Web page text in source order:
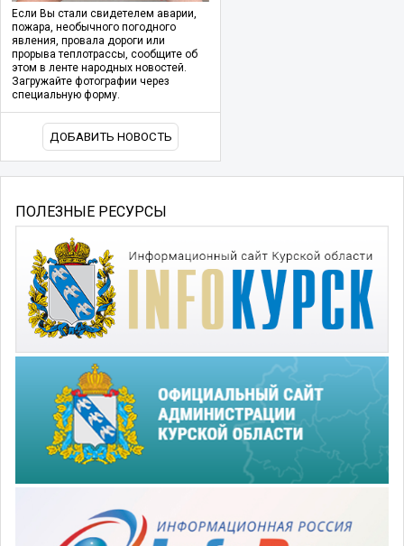
Если Вы стали свидетелем аварии,
пожара, необычного погодного
явления, провала дороги или
прорыва теплотрассы, сообщите об
этом в ленте народных новостей.
Загружайте фотографии через
специальную форму.
ДОБАВИТЬ НОВОСТЬ
ПОЛЕЗНЫЕ РЕСУРСЫ